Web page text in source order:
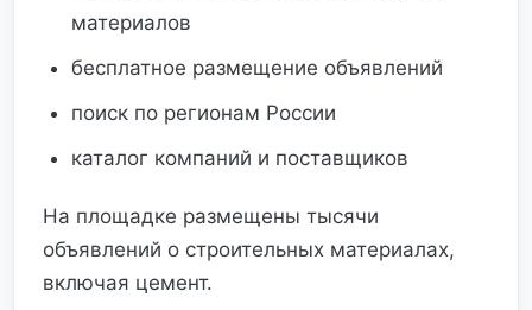
материалов
бесплатное размещение объявлений
поиск по регионам России
каталог компаний и поставщиков
На площадке размещены тысячи
объявлений о строительных материалах,
включая цемент.